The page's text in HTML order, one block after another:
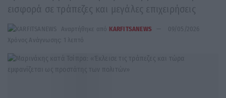
εισφορά σε τράπεζες και μεγάλες επιχειρήσεις
Αναρτήθηκε από KARFITSANEWS
09/05/2026
Χρόνος Ανάγνωσης: 1 λεπτό